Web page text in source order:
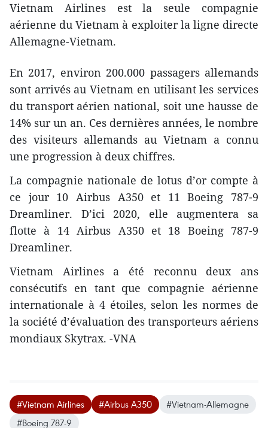
Vietnam Airlines est la seule compagnie
aérienne du Vietnam à exploiter la ligne directe
Allemagne-Vietnam.
En 2017, environ 200.000 passagers allemands
sont arrivés au Vietnam en utilisant les services
du transport aérien national, soit une hausse de
14% sur un an. Ces dernières années, le nombre
des visiteurs allemands au Vietnam a connu
une progression à deux chiffres.
La compagnie nationale de lotus d’or compte à
ce jour 10 Airbus A350 et 11 Boeing 787-9
Dreamliner. D’ici 2020, elle augmentera sa
flotte à 14 Airbus A350 et 18 Boeing 787-9
Dreamliner.
Vietnam Airlines a été reconnu ​deux ans
consécutifs en tant que compagnie aérienne
internationale à 4 étoiles, selon les normes de
la société d’évaluation des transporteurs aériens
mondiaux Skytrax. -VNA
#Vietnam Airlines #Airbus A350
#Vietnam-Allemagne
#Boeing 787-9